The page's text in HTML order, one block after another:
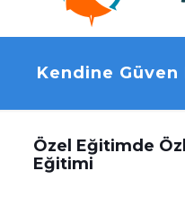
Kendine Güven
Özel Eğitimde
Eğitimi